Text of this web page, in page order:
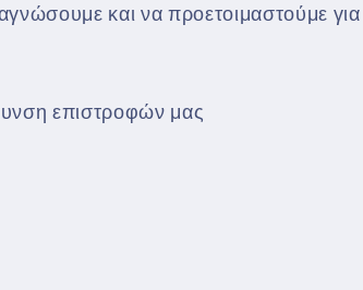
και να προετοιμαστούμε για
επιστροφών μας